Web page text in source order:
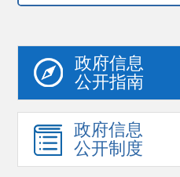
政府信息
公开指南
政府信息
公开制度